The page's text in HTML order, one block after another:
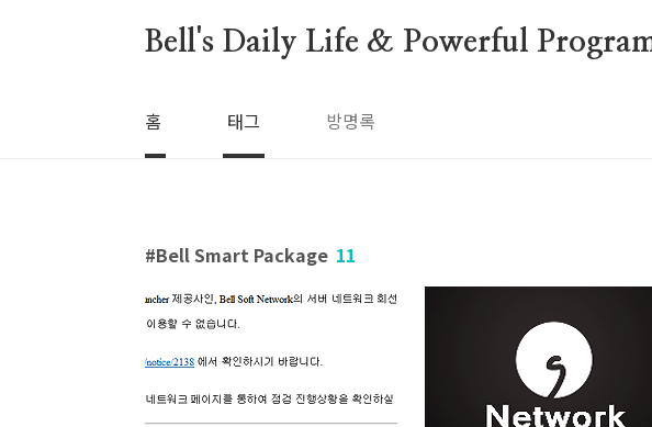
Bell's Daily Life & Powerful
홈 태그 방명록
Bell Smart Package 11